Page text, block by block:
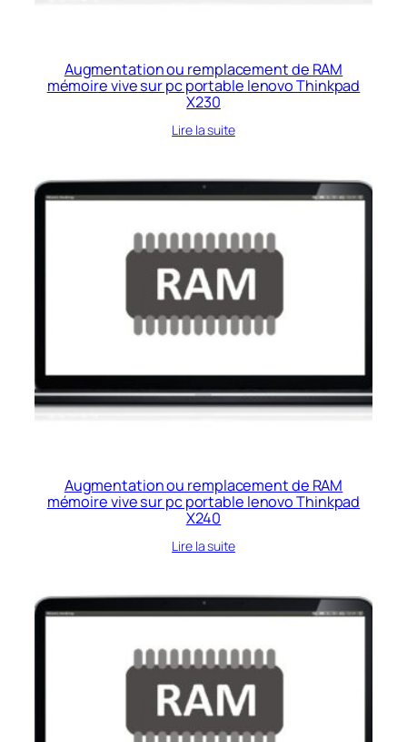
Augmentation ou remplacement de RAM
mémoire vive sur pc portable lenovo Thinkpad
X230
Lire la suite
Augmentation ou remplacement de RAM
mémoire vive sur pc portable lenovo Thinkpad
X240
Lire la suite